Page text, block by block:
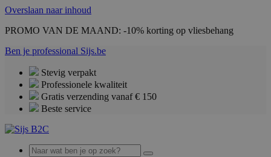
Overslaan naar inhoud
PROMO VAN DE MAAND: -10% korting op vliesbehang
Ben je professional Sijs.be
Stevig verpakt
Professionele kwaliteit
Gratis verzending vanaf € 150
Beste service